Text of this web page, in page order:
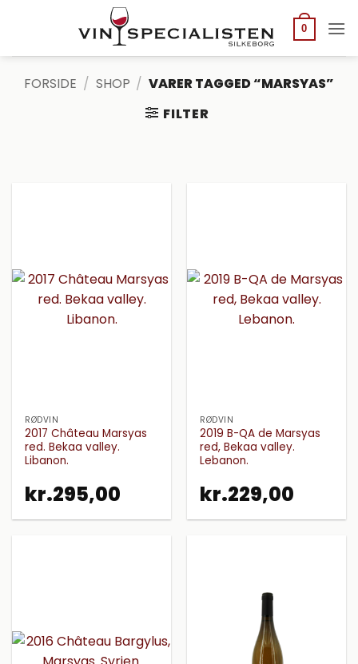
0
FORSIDE / SHOP / VARER TAGGED “MARSYAS”
FILTER
RØDVIN
2017 Château Marsyas
red. Bekaa valley.
Libanon.
kr.295,00
RØDVIN
2019 B-QA de Marsyas
red, Bekaa valley.
Lebanon.
kr.229,00